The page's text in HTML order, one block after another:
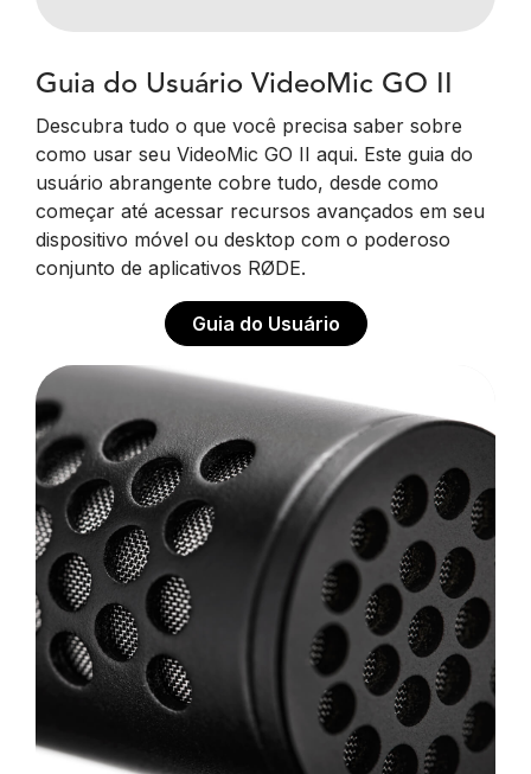
Guia do Usuário VideoMic GO II
Descubra tudo o que você precisa saber sobre
como usar seu VideoMic GO II aqui. Este guia do
usuário abrangente cobre tudo, desde como
começar até acessar recursos avançados em seu
dispositivo móvel ou desktop com o poderoso
conjunto de aplicativos RØDE.
Guia do Usuário